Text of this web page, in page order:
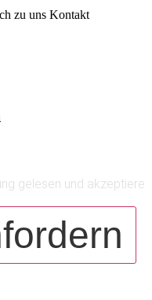
zu uns Kontakt
gelesen und akzeptiere